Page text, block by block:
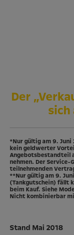
Der „
sich
*Nur gültig am 9. Juni
kein geldwerter
Angebotsbestandteil
nehmen. Der Service-
teilnehmenden
**Nur gültig am 9.
(Tankgutschein) fällt
beim Kauf. Siehe
Nicht kombinierbar
Stand Mai 2018